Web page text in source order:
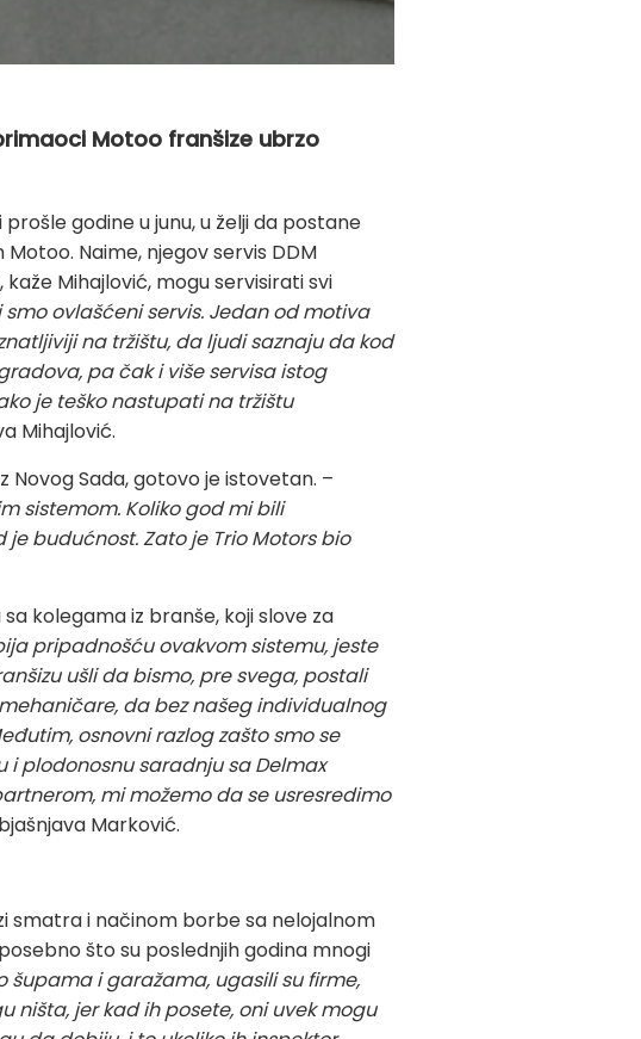
Motoo franšize ubrzo
godine u junu, u želji da postane
Naime, njegov servis DDM
Mihajlović, mogu servisirati svi
ovlašćeni servis. Jedan od motiva
na tržištu, da ljudi saznaju da kod
pa čak i više servisa istog
je teško nastupati na tržištu
Mihajlović.
Novog Sada, gotovo je istovetan. –
sistemom. Koliko god mi bili
budućnost. Zato je Trio Motors bio
kolegama iz branše, koji slove za
pripadnošću ovakvom sistemu, jeste
ušli da bismo, pre svega, postali
da bez našeg individualnog
osnovni razlog zašto smo se
plodonosnu saradnju sa Delmax
mi možemo da se usresredimo
Marković.
smatra i načinom borbe sa nelojalnom
što su poslednjih godina mnogi
šupama i garažama, ugasili su firme,
ništa, jer kad ih posete, oni uvek mogu